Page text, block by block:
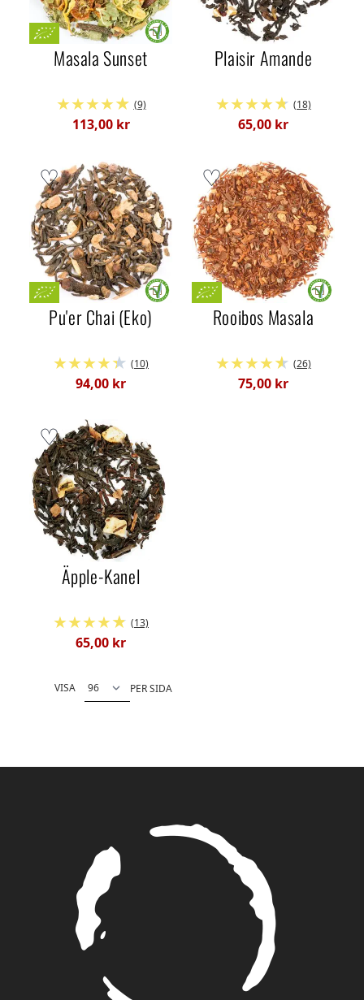
Masala Sunset
(9)
113,00 kr
Plaisir Amande
(18)
65,00 kr
Pu'er Chai (Eko)
(10)
94,00 kr
Rooibos Masala
(26)
75,00 kr
Äpple-Kanel
(13)
65,00 kr
VISA PER SIDA